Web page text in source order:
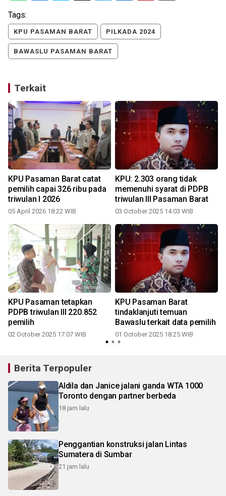
Tags:
KPU PASAMAN BARAT PILKADA 2024
BAWASLU PASAMAN BARAT
Terkait
KPU Pasaman Barat catat
pemilih capai 326 ribu pada
triwulan I 2026
05 April 2026 18:22 WIB
KPU: 2.303 orang tidak
memenuhi syarat di PDPB
triwulan III Pasaman Barat
03 October 2025 14:03 WIB
KPU Pasaman tetapkan
PDPB triwulan III 220.852
pemilih
02 October 2025 17:07 WIB
KPU Pasaman Barat
tindaklanjuti temuan
Bawaslu terkait data pemilih
01 October 2025 18:25 WIB
Berita Terpopuler
Aldila dan Janice jalani ganda WTA 1000
Toronto dengan partner berbeda
18 jam lalu
Penggantian konstruksi jalan Lintas
Sumatera di Sumbar
21 jam lalu